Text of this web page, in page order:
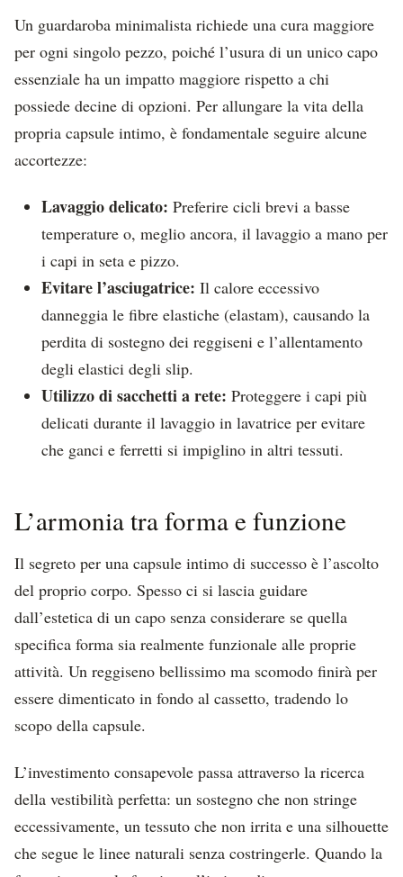
Un guardaroba minimalista richiede una cura maggiore
per ogni singolo pezzo, poiché l’usura di un unico capo
essenziale ha un impatto maggiore rispetto a chi
possiede decine di opzioni. Per allungare la vita della
propria capsule intimo, è fondamentale seguire alcune
accortezze:
Lavaggio delicato: Preferire cicli brevi a basse
temperature o, meglio ancora, il lavaggio a mano per
i capi in seta e pizzo.
Evitare l’asciugatrice: Il calore eccessivo
danneggia le fibre elastiche (elastam), causando la
perdita di sostegno dei reggiseni e l’allentamento
degli elastici degli slip.
Utilizzo di sacchetti a rete: Proteggere i capi più
delicati durante il lavaggio in lavatrice per evitare
che ganci e ferretti si impiglino in altri tessuti.
L’armonia tra forma e funzione
Il segreto per una capsule intimo di successo è l’ascolto
del proprio corpo. Spesso ci si lascia guidare
dall’estetica di un capo senza considerare se quella
specifica forma sia realmente funzionale alle proprie
attività. Un reggiseno bellissimo ma scomodo finirà per
essere dimenticato in fondo al cassetto, tradendo lo
scopo della capsule.
L’investimento consapevole passa attraverso la ricerca
della vestibilità perfetta: un sostegno che non stringe
eccessivamente, un tessuto che non irrita e una silhouette
che segue le linee naturali senza costringerle. Quando la